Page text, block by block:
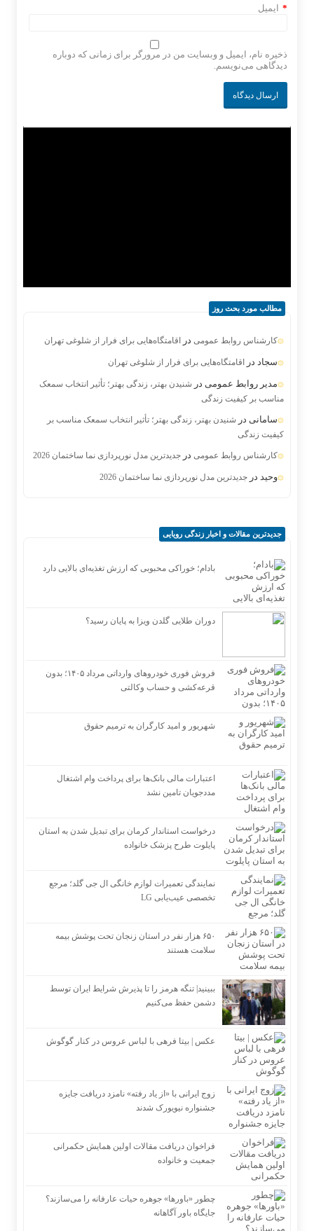
ایمیل *
ذخیره نام، ایمیل و وبسایت من در مرورگر برای زمانی که دوباره
دیدگاهی می‌نویسم.
مطالب مورد بحث روز
کارشناس روابط عمومی در اقامتگاه‌هایی برای فرار از شلوغی تهران
سجاد در اقامتگاه‌هایی برای فرار از شلوغی تهران
مدیر روابط عمومی در شنیدن بهتر، زندگی بهتر؛ تأثیر انتخاب سمعک
مناسب بر کیفیت زندگی
سامانی در شنیدن بهتر، زندگی بهتر؛ تأثیر انتخاب سمعک مناسب بر
کیفیت زندگی
کارشناس روابط عمومی در جدیدترین مدل نورپردازی نما ساختمان 2026
وحید در جدیدترین مدل نورپردازی نما ساختمان 2026
جدیدترین مقالات و اخبار زندگی رویایی
بادام؛ خوراکی محبوبی که ارزش تغذیه‌ای بالایی دارد
دوران طلایی گلدن ویزا به پایان رسید؟
فروش فوری خودروهای وارداتی مرداد ۱۴۰۵؛ بدون
قرعه‌کشی و حساب وکالتی
شهریور و امید کارگران به ترمیم حقوق
اعتبارات مالی بانک‌ها برای پرداخت وام اشتغال
مددجویان تامین نشد
درخواست استاندار کرمان برای تبدیل شدن به استان
پایلوت طرح پزشک خانواده
نمایندگی تعمیرات لوازم خانگی ال جی گلد؛ مرجع
تخصصی عیب‌یابی LG
۶۵۰ هزار نفر در استان زنجان تحت پوشش بیمه
سلامت هستند
ببینید| تنگه هرمز را تا پذیرش شرایط ایران توسط
دشمن حفظ می‌کنیم
عکس | بیتا فرهی با لباس عروس در کنار گوگوش
زوج ایرانی با «از یاد رفته» نامزد دریافت جایزه
جشنواره نیویورک شدند
فراخوان دریافت مقالات اولین همایش حکمرانی
جمعیت و خانواده
چطور «باورها» جوهره حیات عارفانه را می‌سازند؟
جایگاه باور آگاهانه